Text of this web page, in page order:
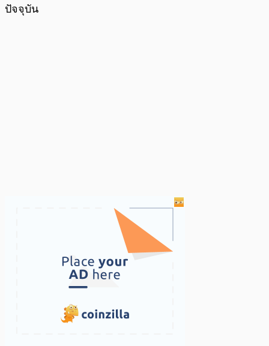
ปัจจุบัน